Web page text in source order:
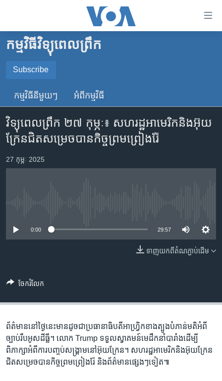
គេហទំព័រ​
ទាក់ទង
រំលង​
ទំព័រ​
ព័ត៌មាន​​
តែ​
រំលង​
សម្ព័ន្ធ​
ទៅ​
ទំព័រ​
រក
កម្ពុជា
អន្តរជាតិ
ចិន
ហេឡូវីអូអេ
កម្ពុជាច្នៃប្រតិដ្ឋ
ព្រឹត្តិការណ៍ព័ត៌មាន
Khmer English
កម្មវិធីវិទ្យុពេលព្រឹក
Subscribe
SUBSCRIBE
Spotify
កម្មវិធី​នីមួយៗ អំពី​កម្មវិធី​
វិទ្យុពេលព្រឹក ​២៧ កុម្ភៈ៖ សហរដ្ឋ​អាមេរិក​និង​អ៊ុយ
ក្រែន​ជិត​សម្រេចបាន​​កិច្ចព្រមព្រៀង​រ៉ែ
27 កុម្ភៈ 2025
0:00 29:57
ទាញ​យក​ពី​តំណភ្ជាប់​ដើម
ចែករំលែក
ព័ត៌មាន​នៅ​ថ្ងៃ​នេះ​មាន​ដូចជាប្រធានាធិបតី​​អាហ្រ្វិក​​ខាង​ត្បូង​​បំភាន់​​មតិ​​អំ​ពី​​
ច្បាប់​​រឹបអូស​​ដីធ្លី។ លោក Trump ទទួល​ស្វាគមន៍​មេដឹកនាំ​បារាំង​ដើម្បី​
ពិភាក្សា​អំពី​ការបញ្ចប់​សង្គ្រាម​នៅ​អ៊ុយក្រែន។ សហរដ្ឋ​អាមេរិក​និង​អ៊ុយក្រែន​
ជិត​សម្រេចបាន​​កិច្ចព្រមព្រៀង​រ៉ែ​ និង​​​​​ព័ត៌មាន​​ផ្សេងៗទៀត៕